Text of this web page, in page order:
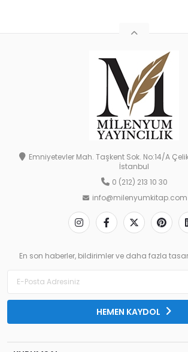
Emniyetevler Mah. Taşkent Sok. No:14/A
İstanbul
0 (212) 213 10 30
info@milenyumkitap.com
En son haberler, bildirimler ve daha fazla
HEMEN KAYDOL